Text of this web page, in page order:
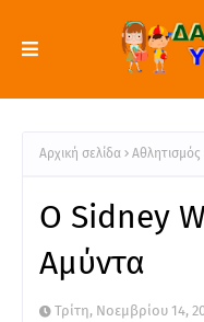
Αρχική σελίδα Αθλητισμός
O Sidney
Αμύντα
Τρίτη, Νοεμβρίου 14,